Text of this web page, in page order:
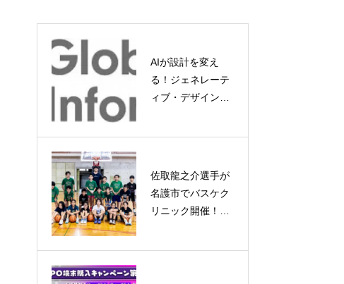
AIが設計を変え
る！ジェネレーテ
ィブ・デザイン市
佐取龍之介選手が
名護市でバスケク
リニック開催！子